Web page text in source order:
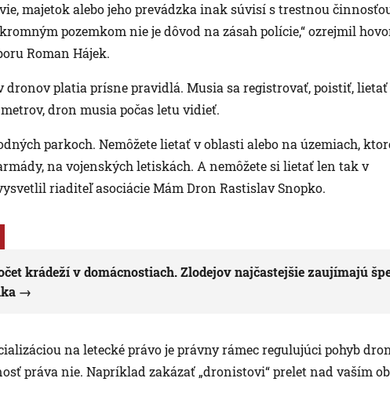
majetok alebo jeho prevádzka inak súvisí s trestnou
pozemkom nie je dôvod na zásah polície,“ ozrejmil
Roman Hájek.
dronov platia prísne pravidlá. Musia sa registrovať, poistiť, lietať
dron musia počas letu vidieť.
parkoch. Nemôžete lietať v oblasti alebo na územiach,
na vojenských letiskách. A nemôžete si lietať len tak v
riaditeľ asociácie Mám Dron Rastislav Snopko.
krádeží v domácnostiach. Zlodejov najčastejšie zaujímajú
na letecké právo je právny rámec regulujúci pohyb
práva nie. Napríklad zakázať „dronistovi“ prelet nad vaším